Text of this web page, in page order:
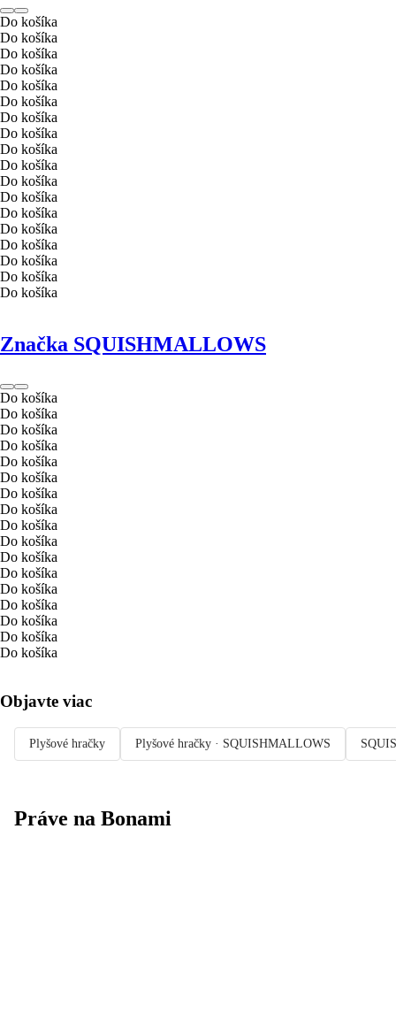
Do košíka
Do košíka
Do košíka
Do košíka
Do košíka
Do košíka
Do košíka
Do košíka
Do košíka
Do košíka
Do košíka
Do košíka
Do košíka
Do košíka
Do košíka
Do košíka
Do košíka
Do košíka
Značka SQUISHMALLOWS
Do košíka
Do košíka
Do košíka
Do košíka
Do košíka
Do košíka
Do košíka
Do košíka
Do košíka
Do košíka
Do košíka
Do košíka
Do košíka
Do košíka
Do košíka
Do košíka
Do košíka
Objavte viac
Plyšové hračky Plyšové hračky · SQUISHMALLOWS
Práve na Bonami